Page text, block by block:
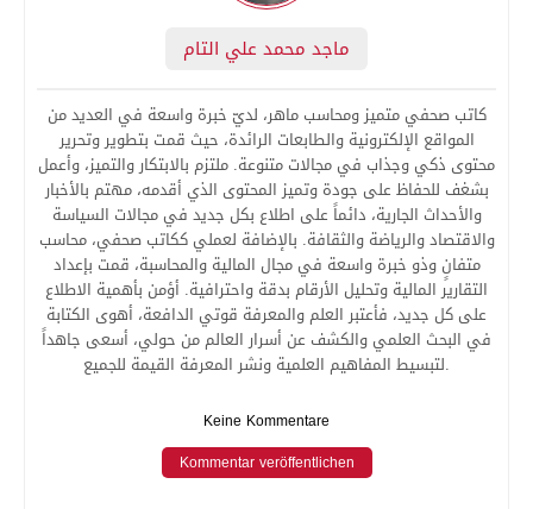
ماجد محمد علي التام
كاتب صحفي متميز ومحاسب ماهر، لديّ خبرة واسعة في العديد من
المواقع الإلكترونية والطابعات الرائدة، حيث قمت بتطوير وتحرير
محتوى ذكي وجذاب في مجالات متنوعة. ملتزم بالابتكار والتميز، وأعمل
بشغف للحفاظ على جودة وتميز المحتوى الذي أقدمه، مهتم بالأخبار
والأحداث الجارية، دائماً على اطلاع بكل جديد في مجالات السياسة
والاقتصاد والرياضة والثقافة. بالإضافة لعملي ككاتب صحفي، محاسب
متفانٍ وذو خبرة واسعة في مجال المالية والمحاسبة، قمت بإعداد
التقارير المالية وتحليل الأرقام بدقة واحترافية. أؤمن بأهمية الاطلاع
على كل جديد، فأعتبر العلم والمعرفة قوتي الدافعة، أهوى الكتابة
في البحث العلمي والكشف عن أسرار العالم من حولي، أسعى جاهداً
لتبسيط المفاهيم العلمية ونشر المعرفة القيمة للجميع.
Keine Kommentare
Kommentar veröffentlichen